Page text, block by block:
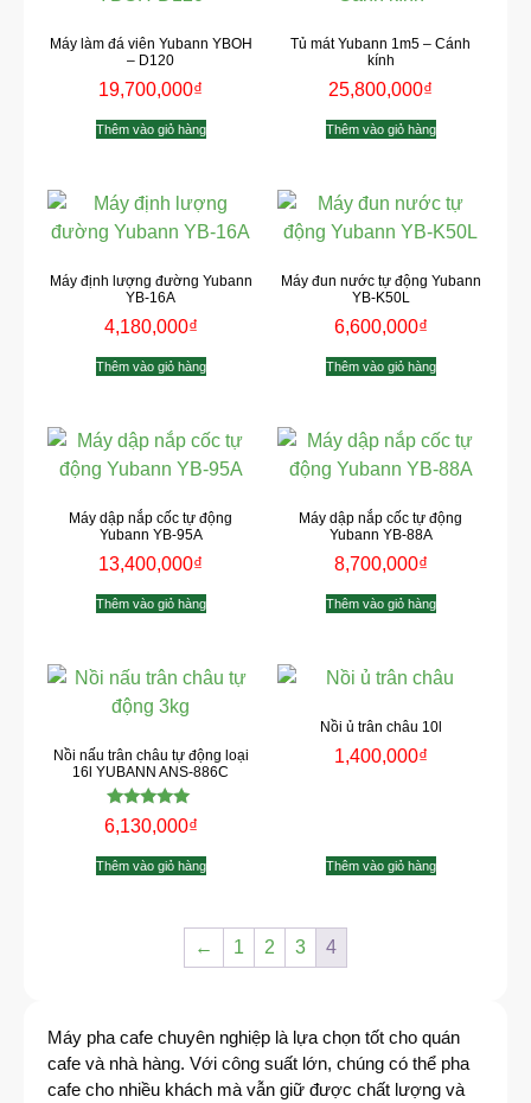
Máy làm đá viên Yubann YBOH
– D120
19,700,000₫
Thêm vào giỏ hàng
Tủ mát Yubann 1m5 – Cánh
kính
25,800,000₫
Thêm vào giỏ hàng
Máy định lượng đường Yubann
YB-16A
4,180,000₫
Thêm vào giỏ hàng
Máy đun nước tự động Yubann
YB-K50L
6,600,000₫
Thêm vào giỏ hàng
Máy dập nắp cốc tự động
Yubann YB-95A
13,400,000₫
Thêm vào giỏ hàng
Máy dập nắp cốc tự động
Yubann YB-88A
8,700,000₫
Thêm vào giỏ hàng
Nồi nấu trân châu tự động loại
16l YUBANN ANS-886C
Được xếp
hạng
5 sao
6,130,000₫
Thêm vào giỏ hàng
Nồi ủ trân châu 10l
1,400,000₫
Thêm vào giỏ hàng
← 1 2 3 4
Máy pha cafe chuyên nghiệp là lựa chọn tốt cho quán
cafe và nhà hàng. Với công suất lớn, chúng có thể pha
cafe cho nhiều khách mà vẫn giữ được chất lượng và